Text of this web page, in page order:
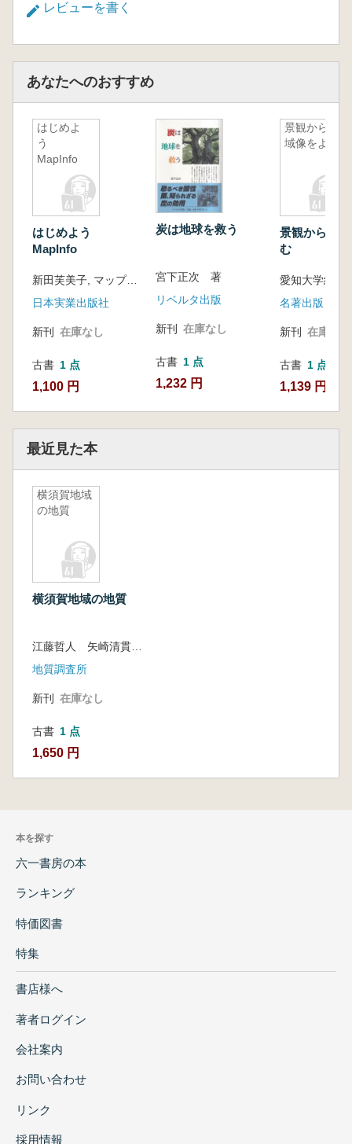
レビューを書く
あなたへのおすすめ
はじめよ
う
MapInfo
はじめよう
MapInfo
新田芙美子, マップソリューション研究会 著
日本実業出版社
新刊 在庫なし
古書 1 点
1,100 円
炭は地球を救う
宮下正次 著
リベルタ出版
新刊 在庫なし
古書 1 点
1,232 円
景観から地
域像をよむ
景観から地
む
名著出版
新刊 在庫なし
古書 1 点
1,139 円
最近見た本
横須賀地域
の地質
横須賀地域の地質
江藤哲人 矢崎清貫 卜部厚志 磯部一洋
地質調査所
新刊 在庫なし
古書 1 点
1,650 円
本を探す
六一書房の本
ランキング
特価図書
特集
書店様へ
著者ログイン
会社案内
お問い合わせ
リンク
採用情報